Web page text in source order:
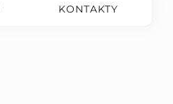
KONTAKTY